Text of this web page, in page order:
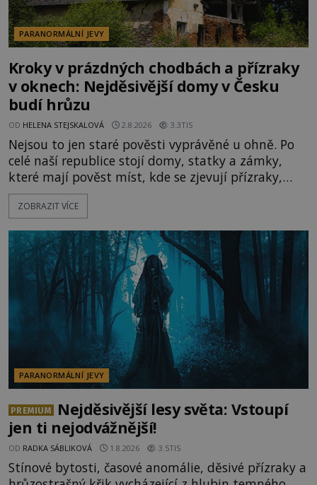
PARANORMÁLNÍ JEVY
Kroky v prázdných chodbách a přízraky
v oknech: Nejděsivější domy v Česku
budí hrůzu
OD HELENA STEJSKALOVÁ 2.8.2026 3.3TIS
Nejsou to jen staré pověsti vyprávěné u ohně. Po
celé naší republice stojí domy, statky a zámky,
které mají pověst míst, kde se zjevují přízraky,
ozývají nevysvětlitelné zvuky nebo se dějí podivné
jevy. Zatímco historici většinou hledají racionální
lokality vykazují nápadně podobná svědectví po
celé generace. A právě tato opakující se svědectví
ZOBRAZIT VÍCE
PARANORMÁLNÍ JEVY
PREMIUM
Nejděsivější lesy světa: Vstoupí
jen ti nejodvážnější!
OD RADKA SÁBLIKOVÁ 1.8.2026 3.5TIS
Stínové bytosti, časové anomálie, děsivé přízraky a